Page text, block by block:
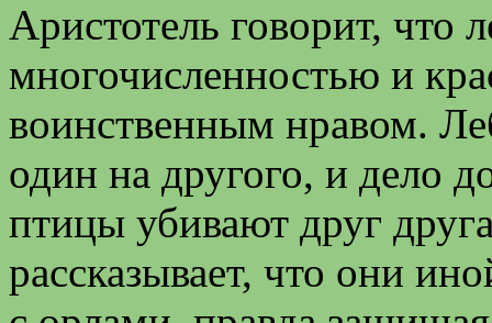
Аристотель говорит, что
многочисленностью и
воинственным нравом.
один на другого, и дело
птицы убивают друг
рассказывает, что они